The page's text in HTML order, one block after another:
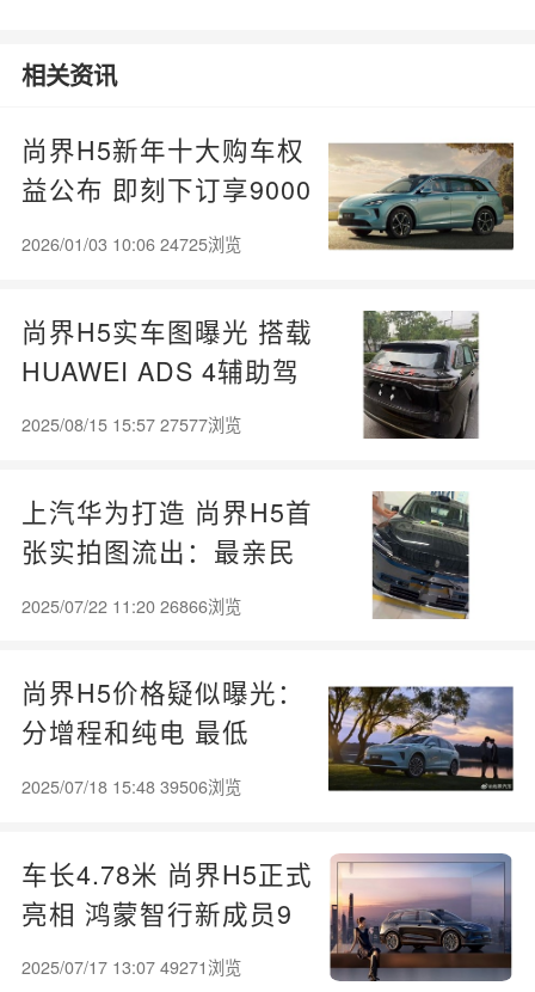
相关资讯
尚界H5新年十大购车权
益公布 即刻下订享9000
元优惠
2026/01/03 10:06 24725浏览
尚界H5实车图曝光 搭载
HUAWEI ADS 4辅助驾
2025/08/15 15:57 27577浏览
上汽华为打造 尚界H5首
张实拍图流出：最亲民
鸿蒙智行车来了
2025/07/22 11:20 26866浏览
尚界H5价格疑似曝光：
分增程和纯电 最低
15.98万元
2025/07/18 15:48 39506浏览
车长4.78米 尚界H5正式
亮相 鸿蒙智行新成员9
月上市
2025/07/17 13:07 49271浏览